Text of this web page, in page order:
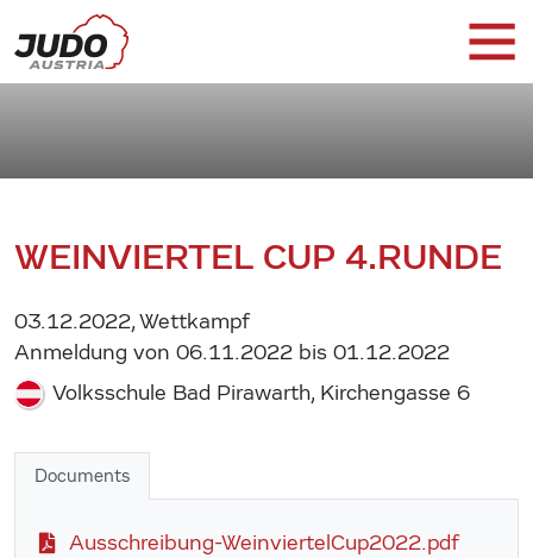
WEINVIERTEL CUP 4.RUNDE
03.12.2022, Wettkampf
Anmeldung von 06.11.2022 bis 01.12.2022
Volksschule Bad Pirawarth, Kirchengasse 6
Documents
Ausschreibung-WeinviertelCup2022.pdf